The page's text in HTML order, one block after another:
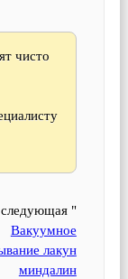
чисто
следующая "
Вакуумное
лакун
миндалин